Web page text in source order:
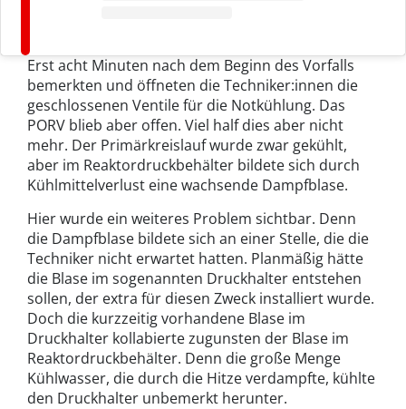
Erst acht Minuten nach dem Beginn des Vorfalls
bemerkten und öffneten die Techniker:innen die
geschlossenen Ventile für die Notkühlung. Das
PORV blieb aber offen. Viel half dies aber nicht
mehr. Der Primärkreislauf wurde zwar gekühlt,
aber im Reaktordruckbehälter bildete sich durch
Kühlmittelverlust eine wachsende Dampfblase.
Hier wurde ein weiteres Problem sichtbar. Denn
die Dampfblase bildete sich an einer Stelle, die die
Techniker nicht erwartet hatten. Planmäßig hätte
die Blase im sogenannten Druckhalter entstehen
sollen, der extra für diesen Zweck installiert wurde.
Doch die kurzzeitig vorhandene Blase im
Druckhalter kollabierte zugunsten der Blase im
Reaktordruckbehälter. Denn die große Menge
Kühlwasser, die durch die Hitze verdampfte, kühlte
den Druckhalter unbemerkt herunter.